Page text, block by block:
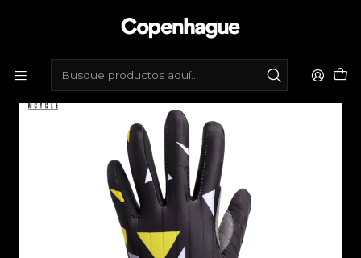
Tienda de bicicletas
Guantes largos Mcycle - Negro, amarillo